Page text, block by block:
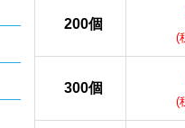
200個
(
300個
(